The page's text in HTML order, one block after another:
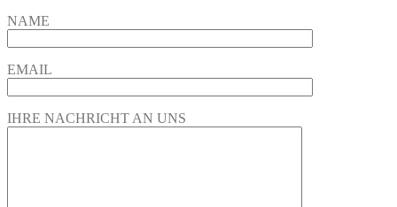
NAME
EMAIL
IHRE NACHRICHT AN UNS